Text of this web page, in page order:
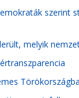
szerint
melyik